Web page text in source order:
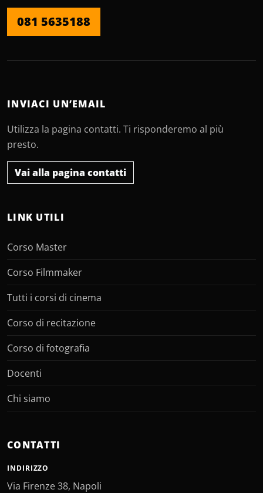
081 5635188
INVIACI UN’EMAIL
Utilizza la pagina contatti. Ti risponderemo al più
presto.
Vai alla pagina contatti
LINK UTILI
Corso Master
Corso Filmmaker
Tutti i corsi di cinema
Corso di recitazione
Corso di fotografia
Docenti
Chi siamo
CONTATTI
INDIRIZZO
Via Firenze 38, Napoli